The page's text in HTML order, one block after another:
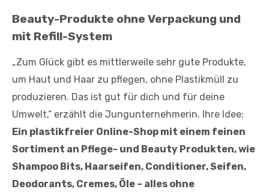
Beauty-Produkte ohne Verpackung und
mit Refill-System
„Zum Glück gibt es mittlerweile sehr gute Produkte,
um Haut und Haar zu pflegen, ohne Plastikmüll zu
produzieren. Das ist gut für dich und für deine
Umwelt,“ erzählt die Jungunternehmerin. Ihre Idee:
Ein plastikfreier Online-Shop mit einem feinen
Sortiment an Pflege- und Beauty Produkten, wie
Shampoo Bits, Haarseifen, Conditioner, Seifen,
Deodorants, Cremes, Öle – alles ohne